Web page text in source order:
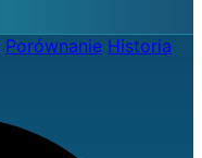
Porównanie Historia